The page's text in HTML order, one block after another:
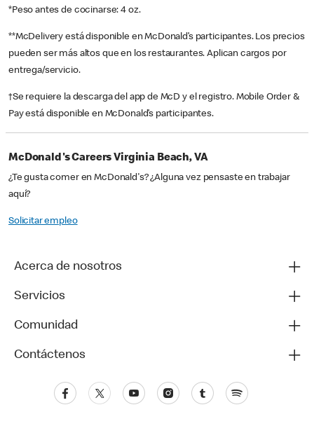
*Peso antes de cocinarse: 4 oz.
**McDelivery está disponible en McDonald’s participantes. Los precios
pueden ser más altos que en los restaurantes. Aplican cargos por
entrega/servicio.
†Se requiere la descarga del app de McD y el registro. Mobile Order &
Pay está disponible en McDonald’s participantes.
McDonald's Careers Virginia Beach, VA
¿Te gusta comer en McDonald's? ¿Alguna vez pensaste en trabajar
aquí?
Solicitar empleo
Acerca de nosotros
Servicios
Comunidad
Contáctenos